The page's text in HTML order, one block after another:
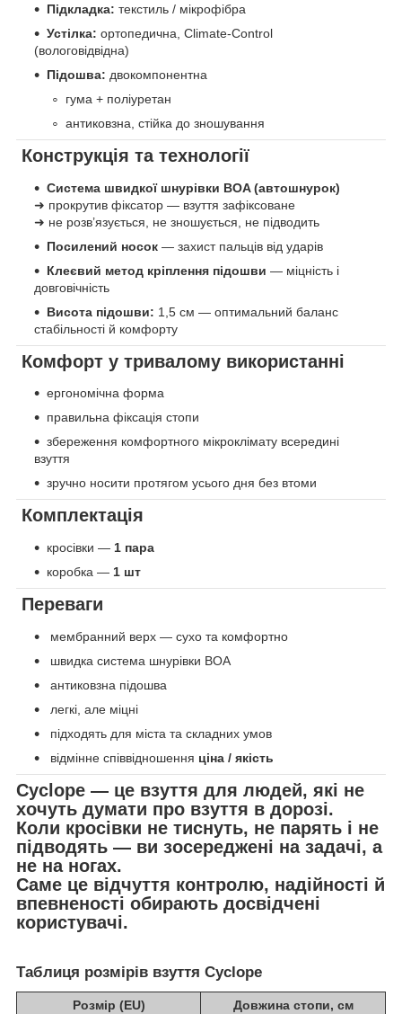
Підкладка: текстиль / мікрофібра
Устілка: ортопедична, Climate-Control
(вологовідвідна)
Підошва: двокомпонентна
гума + поліуретан
антиковзна, стійка до зношування
Конструкція та технології
Система швидкої шнурівки BOA (автошнурок)
➜ прокрутив фіксатор — взуття зафіксоване
➜ не розв’язується, не зношується, не підводить
Посилений носок — захист пальців від ударів
Клеєвий метод кріплення підошви — міцність і
довговічність
Висота підошви: 1,5 см — оптимальний баланс
стабільності й комфорту
Комфорт у тривалому використанні
ергономічна форма
правильна фіксація стопи
збереження комфортного мікроклімату всередині
взуття
зручно носити протягом усього дня без втоми
Комплектація
кросівки — 1 пара
коробка — 1 шт
Переваги
мембранний верх — сухо та комфортно
швидка система шнурівки BOA
антиковзна підошва
легкі, але міцні
підходять для міста та складних умов
відмінне співвідношення ціна / якість
Cyclope — це взуття для людей, які не
хочуть думати про взуття в дорозі.
Коли кросівки не тиснуть, не парять і не
підводять — ви зосереджені на задачі, а
не на ногах.
Саме це відчуття контролю, надійності й
впевненості обирають досвідчені
користувачі.
Таблиця розмірів взуття Cyclope
Розмір (EU) Довжина стопи, см